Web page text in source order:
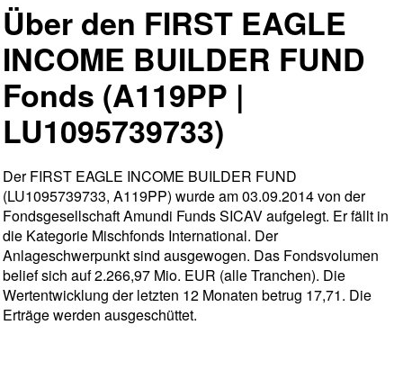
Über den FIRST EAGLE
INCOME BUILDER FUND
Fonds (A119PP |
LU1095739733)
Der FIRST EAGLE INCOME BUILDER FUND
(LU1095739733, A119PP) wurde am 03.09.2014 von der
Fondsgesellschaft Amundi Funds SICAV aufgelegt. Er fällt in
die Kategorie Mischfonds International. Der
Anlageschwerpunkt sind ausgewogen. Das Fondsvolumen
belief sich auf 2.266,97 Mio. EUR (alle Tranchen). Die
Wertentwicklung der letzten 12 Monaten betrug 17,71. Die
Erträge werden ausgeschüttet.